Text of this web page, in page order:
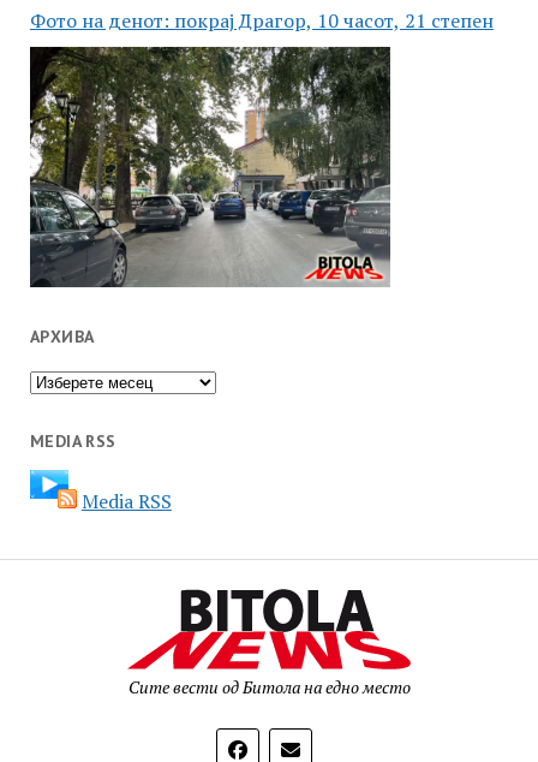
Фото на денот: покрај Драгор, 10 часот, 21 степен
АРХИВА
Архива
MEDIA RSS
Media RSS
Сите вести од Битола на едно место